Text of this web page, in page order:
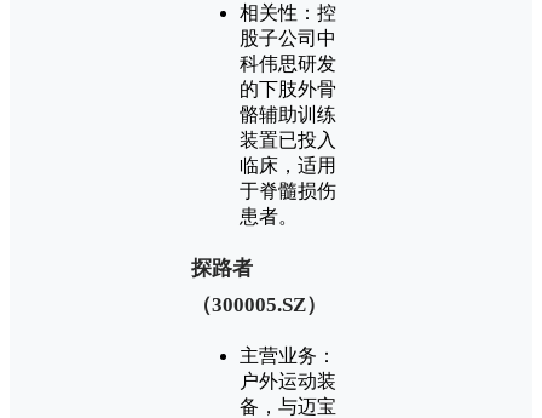
‌相关性‌：控
股子公司中
科伟思研发
的下肢外骨
骼辅助训练
装置已投入
临床，适用
于脊髓损伤
患者‌。
‌探路者
（300005.SZ）‌
‌主营业务‌：
户外运动装
备，与迈宝